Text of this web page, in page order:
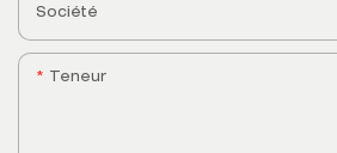
Société
Teneur